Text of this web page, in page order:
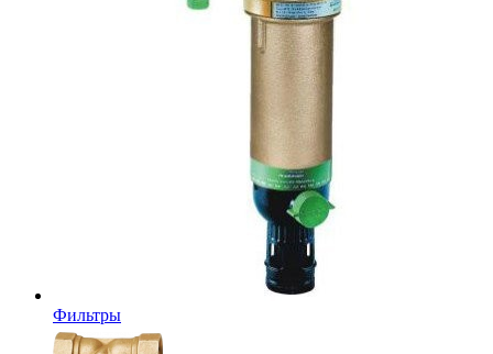
Фильтры